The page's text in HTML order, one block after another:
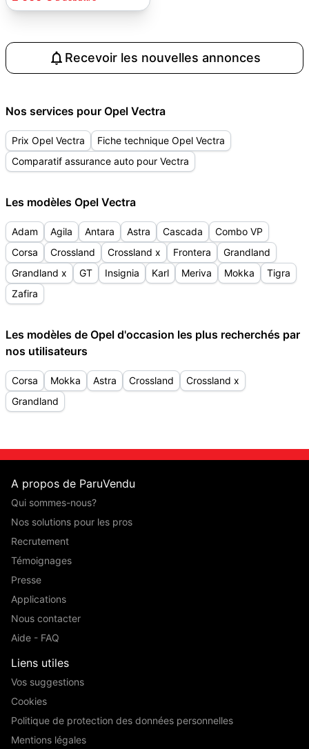
Recevoir les nouvelles annonces
Nos services pour Opel Vectra
Prix Opel Vectra
Fiche technique Opel Vectra
Comparatif assurance auto pour Vectra
Les modèles Opel Vectra
Adam Agila Antara Astra Cascada
Combo VP
Corsa
Crossland Crossland x Frontera
Grandland
Grandland x
GT Insignia Karl Meriva Mokka
Tigra
Zafira
Les modèles de Opel d'occasion les plus recherchés par
nos utilisateurs
Corsa Mokka Astra Crossland
Crossland x
Grandland
A propos de ParuVendu
Qui sommes-nous?
Nos solutions pour les pros
Recrutement
Témoignages
Presse
Applications
Nous contacter
Aide - FAQ
Liens utiles
Vos suggestions
Cookies
Politique de protection des données personnelles
Mentions légales